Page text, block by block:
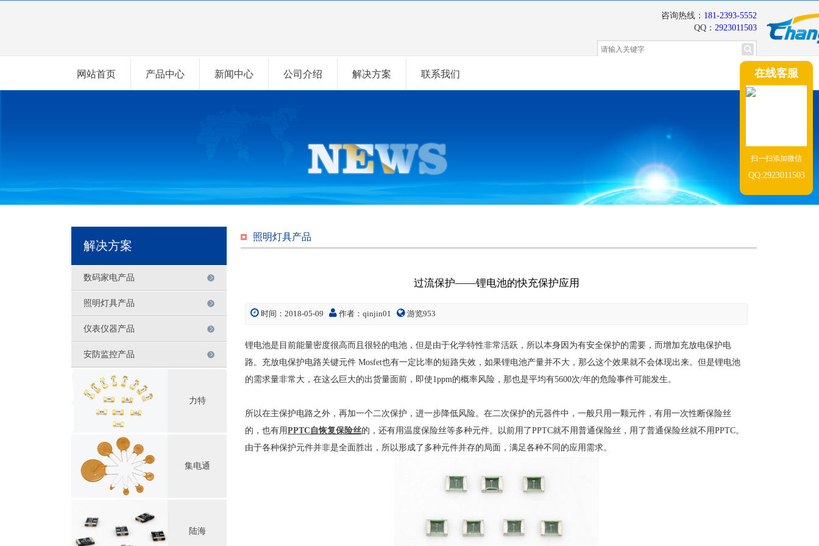
咨询热线： 181-2393-5552
QQ： 2923011503
网站首页 产品中心 新闻中心 公司介绍 解决方案 联系我们 在线客服
扫一扫添加微信
QQ:2923011503
照明灯具产品
过流保护——锂电池的快充保护应用
时间：2018-05-09 作者：qinjin01 游览953
锂电池是目前能量密度很高而且很轻的电池，但是由于化学特性非常活跃，所以本身因为有安全保护的需要，而增加充放电保护电
路。充放电保护电路关键元件 Mosfet也有一定比率的短路失效，如果锂电池产量并不大，那么这个效果就不会体现出来。但是锂电池
的需求量非常大，在这么巨大的出货量面前，即使1ppm的概率风险，那也是平均有5600次/年的危险事件可能发生。
所以在主保护电路之外，再加一个二次保护，进一步降低风险。在二次保护的元器件中，一般只用一颗元件，有用一次性断保险丝
的，也有用PPTC自恢复保险丝的，还有用温度保险丝等多种元件。以前用了PPTC就不用普通保险丝，用了普通保险丝就不用PPTC。
由于各种保护元件并非是全面胜出，所以形成了多种元件并存的局面，满足各种不同的应用需求。
解决方案
数码家电产品
照明灯具产品
仪表仪器产品
安防监控产品
力特
集电通
陆海